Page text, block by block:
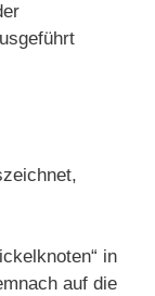
in
auf die